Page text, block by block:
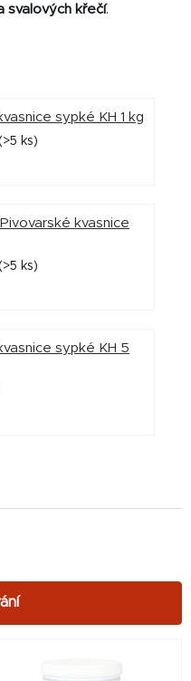
svalových křečí.
sypké KH 1 kg
(>5 ks)
Pivovarské kvasnice
(>5 ks)
sypké KH 5